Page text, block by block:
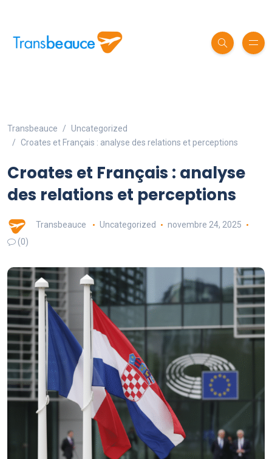
Transbeauce
Uncategorized
Croates et Français : analyse des relations et perceptions
Croates et Français : analyse
des relations et perceptions
Transbeauce Uncategorized
novembre 24, 2025
(0)